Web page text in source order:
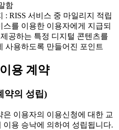
함
RISS 서비스 중 마일리지 적립
스를 이용한 이용자에게 지급되
제공하는 특정 디지털 콘텐츠를
사용하도록 만들어진 포인트
용 계약
약의 성립)
이용자의 이용신청에 대한 교
이용 승낙에 의하여 성립됩니다.